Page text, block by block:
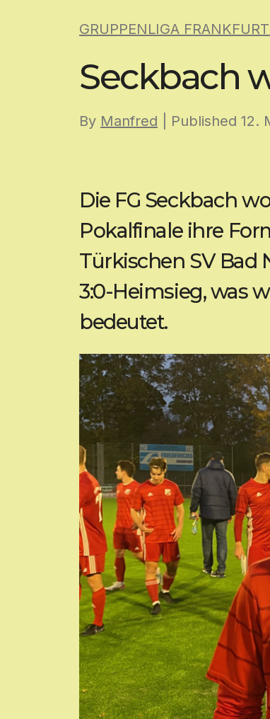
GRUPPENLIGA
Seckbach
By Manfred | Published 12.
Die FG Seckbach
Pokalfinale ihre
Türkischen SV
3:0-Heimsieg, was
bedeutet.